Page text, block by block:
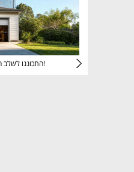
התכוננו לשלב הבא בצמיחה שלכם!